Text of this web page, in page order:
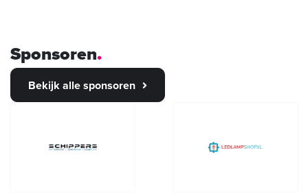
Sponsoren
Bekijk alle sponsoren